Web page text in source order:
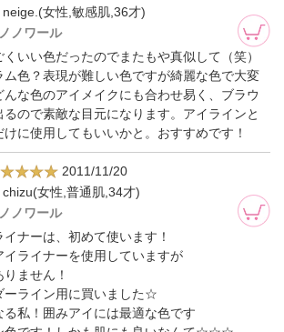
neige.(女性,敏感肌,36才)
ノワール
いい色だったのでまたもや真似して（笑）
ム色？表現が難しい色ですが綺麗な色で大変
な色のアイメイクにも合わせ易く、ブラウ
るので素敵な目元になります。アイラインと
に使用してもいいかと。おすすめです！
2011/11/20
chizu(女性,普通肌,34才)
ノワール
ナーは、初めて使います！
イライナーを使用していますが
ません！
ーライン用に買いました☆
私！囲みアイには最適な色です